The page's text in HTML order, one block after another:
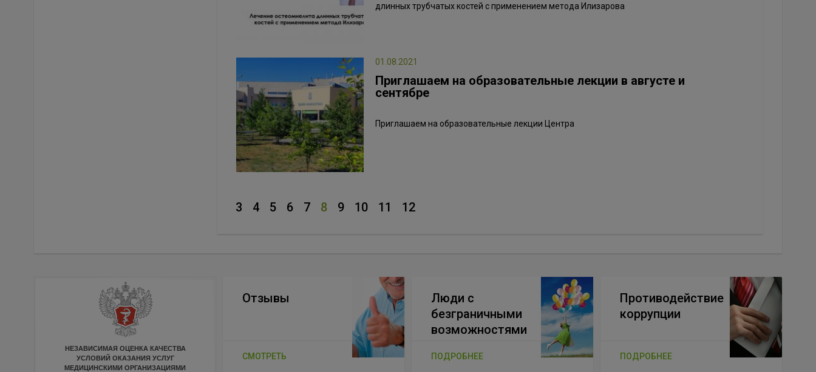
длинных трубчатых костей с применением метода Илизарова
01.08.2021
Приглашаем на образовательные лекции в августе и
сентябре
Приглашаем на образовательные лекции Центра
3 4 5 6 7 8 9 10 11 12
НЕЗАВИСИМАЯ ОЦЕНКА КАЧЕСТВА
УСЛОВИЙ ОКАЗАНИЯ УСЛУГ
МЕДИЦИНСКИМИ ОРГАНИЗАЦИЯМИ
Отзывы
СМОТРЕТЬ
Люди с
безграничными
возможностями
ПОДРОБНЕЕ
Противодействие
коррупции
ПОДРОБНЕЕ